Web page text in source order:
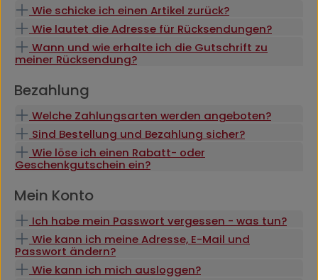
Wie schicke ich einen Artikel zurück?
Wie lautet die Adresse für Rücksendungen?
Wann und wie erhalte ich die Gutschrift zu
meiner Rücksendung?
Bezahlung
Welche Zahlungsarten werden angeboten?
Sind Bestellung und Bezahlung sicher?
Wie löse ich einen Rabatt- oder
Geschenkgutschein ein?
Mein Konto
Ich habe mein Passwort vergessen - was tun?
Wie kann ich meine Adresse, E-Mail und
Passwort ändern?
Wie kann ich mich ausloggen?